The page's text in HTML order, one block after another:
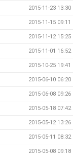
2015-11-23 13:30
2015-11-15 09:11
2015-11-12 15:25
2015-11-01 16:52
2015-10-25 19:41
2015-06-10 06:20
2015-06-08 09:26
2015-05-18 07:42
2015-05-12 13:26
2015-05-11 08:32
2015-05-08 09:18